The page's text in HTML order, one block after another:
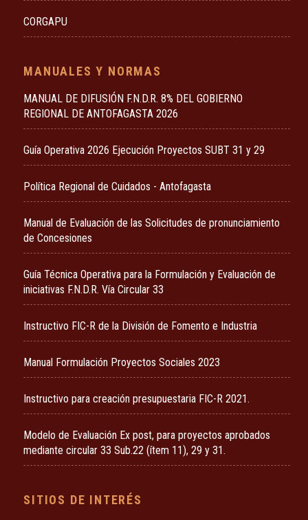
CORGAPU
MANUALES Y NORMAS
MANUAL DE DIFUSIÓN F.N.D.R. 8% DEL GOBIERNO
REGIONAL DE ANTOFAGASTA 2026
Guía Operativa 2026 Ejecución Proyectos SUBT 31 y 29
Política Regional de Cuidados - Antofagasta
Manual de Evaluación de las Solicitudes de pronunciamiento
de Concesiones
Guía Técnica Operativa para la Formulación y Evaluación de
iniciativas F.N.D.R. Vía Circular 33
Instructivo FIC-R de la División de Fomento e Industria
Manual Formulación Proyectos Sociales 2023
Instructivo para creación presupuestaria FIC-R 2021.
Modelo de Evaluación Ex post, para proyectos aprobados
mediante circular 33 Sub.22 (ítem 11), 29 y 31.
SITIOS DE INTERÉS